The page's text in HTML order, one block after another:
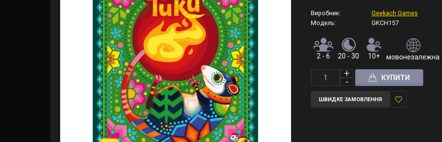
Виробник:
Geekach Games
Модель:
GKCH157
2 - 6 20 - 30 10+ мовонезалежна
КУПИТИ
ШВИДКЕ ЗАМОВЛЕННЯ